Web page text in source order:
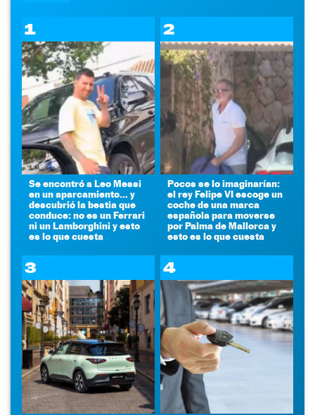
1
Se encontró a Leo Messi
en un aparcamiento... y
descubrió la bestia que
conduce: no es un Ferrari
ni un Lamborghini y esto
es lo que cuesta
2
Pocos se lo imaginarían:
el rey Felipe VI escoge un
coche de una marca
española para moverse
por Palma de Mallorca y
esto es lo que cuesta
3 4